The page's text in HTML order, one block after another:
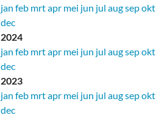
jan feb mrtapr mei jun jul augsepokt
dec
2024
jan feb mrtapr mei jun jul augsepokt
dec
2023
jan feb mrtapr mei jun jul augsepokt
dec